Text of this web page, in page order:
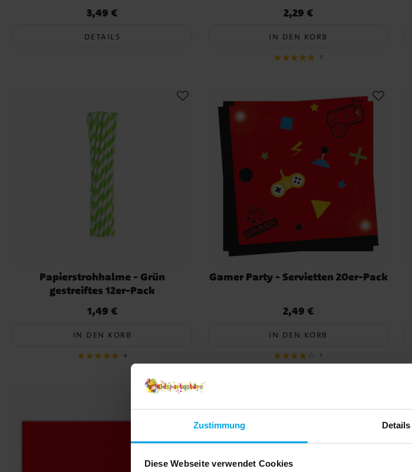
Zustimmung Details
Diese Webseite verwendet Cookies
Preis:3,49 €
3,49 €
DETAILS
Preis:2,29 €
2,29 €
IN DEN KORB
1
Papierstrohhalme - Grün
gestreiftes 12er-Pack
Preis:1,49 €
1,49 €
IN DEN KORB
4
Gamer Party - Servietten 20er-Pack
Preis:2,49 €
2,49 €
IN DEN KORB
1